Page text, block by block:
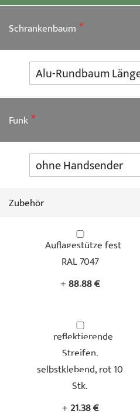
Schrankenbaum
Funk
Zubehör
Auflagestütze fest
RAL 7047
+88,88 €
reflektierende
Streifen,
selbstklebend, rot 10
Stk.
+21,38 €